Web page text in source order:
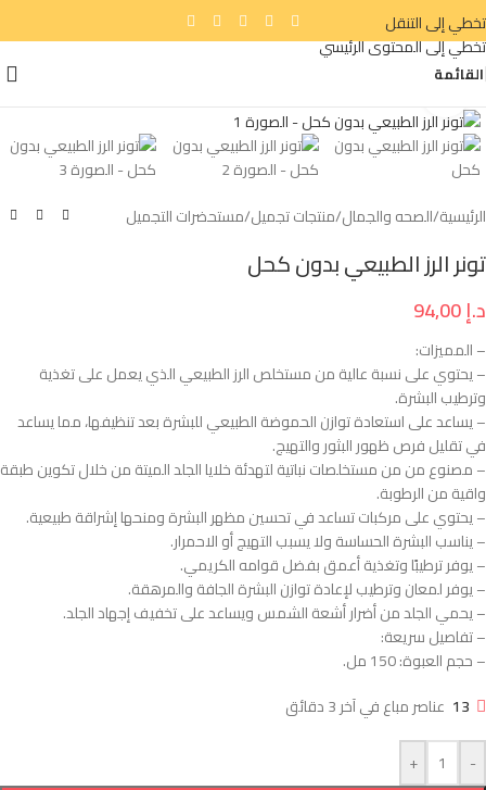
تخطي إلى التنقل
تخطي إلى المحتوى الرئيسي
القائمة
الرئيسية/الصحه والجمال/منتجات تجميل/مستحضرات التجميل
تونر الرز الطبيعي بدون كحل
د.إ
– المميزات:
– يحتوي على نسبة عالية من مستخلص الرز الطبيعي الذي يعمل على تغذية
وترطيب البشرة.
– يساعد على استعادة توازن الحموضة الطبيعي للبشرة بعد تنظيفها، مما يساعد
في تقليل فرص ظهور البثور والتهيج.
– مصنوع من من مستخلصات نباتية لتهدئة خلايا الجلد الميتة من خلال تكوين طبقة
واقية من الرطوبة.
– يحتوي على مركبات تساعد في تحسين مظهر البشرة ومنحها إشراقة طبيعية.
– يناسب البشرة الحساسة ولا يسبب التهيج أو الاحمرار.
– يوفر ترطيبًا وتغذية أعمق بفضل قوامه الكريمي.
– يوفر لمعان وترطيب لإعادة توازن البشرة الجافة والمرهقة.
– يحمي الجلد من أضرار أشعة الشمس ويساعد على تخفيف إجهاد الجلد.
– تفاصيل سريعة:
– حجم العبوة: 150 مل.
13 عناصر مباع في آخر 3 دقائق
-
+